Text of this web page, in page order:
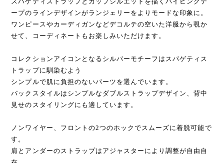
ープのラインデザインがランジェリーをよりモードな印象に。
ワンピースやカーディガンなどデコルテの空いた洋服から覗か
せて、コーディネートもお楽しみいただけます。
コレクションアイコンとなるシルバーモチーフはスパゲティス
トラップに馴染むよう
シンプルで肌に負担のないパーツを選んでいます。
バックスタイルはシンプルなダブルストラップデザイン、背中
見せのスタイリングにも適しています。
ノンワイヤー、フロントの2つのホックでスムーズに着脱可能で
す。
肩とアンダーのストラップはアジャスターにより調整が自由自